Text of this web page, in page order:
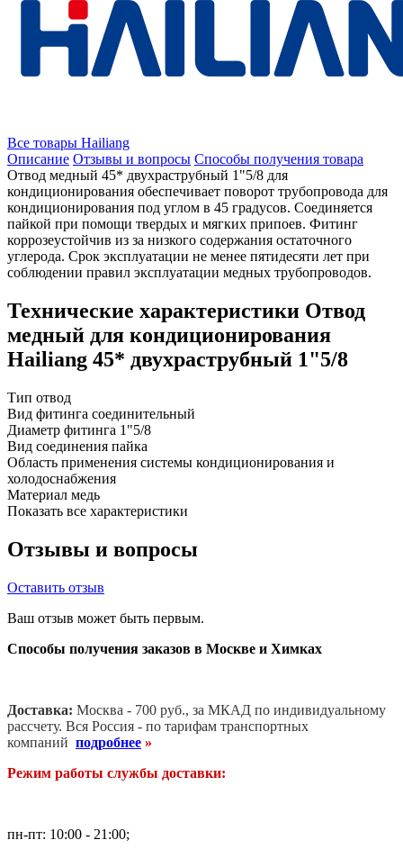
Все товары Hailiang
Описание Отзывы и вопросы Способы получения товара
Отвод медный 45* двухраструбный 1"5/8 для
кондиционирования обеспечивает поворот трубопровода для
кондиционирования под углом в 45 градусов. Соединяется
пайкой при помощи твердых и мягких припоев. Фитинг
коррозеустойчив из за низкого содержания остаточного
углерода. Срок эксплуатации не менее пятидесяти лет при
соблюдении правил эксплуатации медных трубопроводов.
Технические характеристики Отвод
медный для кондиционирования
Hailiang 45* двухраструбный 1"5/8
Тип отвод
Вид фитинга соединительный
Диаметр фитинга 1"5/8
Вид соединения пайка
Область применения системы кондиционирования и
холодоснабжения
Материал медь
Показать все характеристики
Отзывы и вопросы
Оставить отзыв
Ваш отзыв может быть первым.
Способы получения заказов в Москве и Химках
Доставка: Москва - 700 руб., за МКАД по индивидуальному
рассчету. Вся Россия - по тарифам транспортных
компаний подробнее »
Режим работы службы доставки:
пн-пт: 10:00 - 21:00;